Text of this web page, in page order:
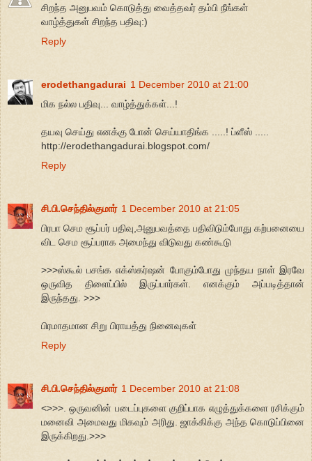
சிறந்த அனுபவம் கொடுத்து வைத்தவர் தம்பி நீங்கள்
வாழ்த்துகள் சிறந்த பதிவு:)
Reply
erodethangadurai 1 December 2010 at 21:00
மிக நல்ல பதிவு... வாழ்த்துக்கள்...!
தயவு செய்து எனக்கு போன் செய்யாதிங்க .....! ப்ளீஸ் .....
http://erodethangadurai.blogspot.com/
Reply
சி.பி.செந்தில்குமார் 1 December 2010 at 21:05
பிரபா செம சூப்பர் பதிவு,அனுபவத்தை பதிவிடும்போது கற்பனையை
விட செம சூப்பராக அமைந்து விடுவது கண்கூடு
>>>ஸ்கூல் பசங்க எக்ஸ்கர்ஷன் போகும்போது முந்தய நாள் இரவே
ஒருவித திளைப்பில் இருப்பார்கள். எனக்கும் அப்படித்தான்
இருந்தது. >>>
பிரமாதமான சிறு பிராயத்து நினைவுகள்
Reply
சி.பி.செந்தில்குமார் 1 December 2010 at 21:08
<>>>. ஒருவனின் படைப்புகளை குறிப்பாக எழுத்துக்களை ரசிக்கும்
மனைவி அமைவது மிகவும் அரிது. ஜாக்கிக்கு அந்த கொடுப்பினை
இருக்கிறது.>>>